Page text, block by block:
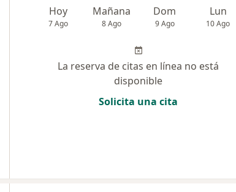
Hoy
7 Ago
Mañana
8 Ago
Dom
9 Ago
Lun
10 Ago
La reserva de citas en línea no está
disponible
Solicita una cita